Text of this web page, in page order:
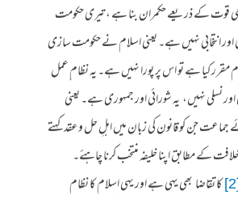
قوت کے ذریعے حکمران بنا ہے ، تیری حکومت
انتخابی نہیں ہے۔ یعنی اسلام نے حکومت سازی
کیا ہے تو اس پر پورا نہیں ہے۔ یہ نظام ِعمل
نسلی نہیں، یہ شورائی اور جمہوری ہے۔ یعنی
جن کو قانون کی زبان میں اہلِ حل وعقد کہتے
کے مطابق اپنا خلیفہ منتخب کرنا چاہئے۔
کا تقاضا بھی یہی ہے اور یہی اسلام کا نظام